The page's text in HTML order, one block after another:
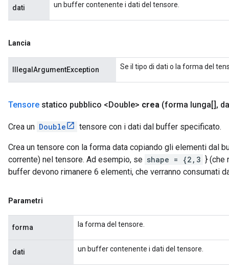
dati un buffer contenente i dati del tensore.
Lancia
IllegalArgumentException Se il tipo di dati o la forma del
Tensore statico pubblico <Double> crea (forma lunga[] ,
Crea un Double tensore con i dati dal buffer specificato.
Crea un tensore con la forma data copiando gli elementi dal
corrente) nel tensore. Ad esempio, se shape = {2,3 } (che
buffer devono rimanere 6 elementi, che verranno consumati
Parametri
forma la forma del tensore.
dati un buffer contenente i dati del tensore.